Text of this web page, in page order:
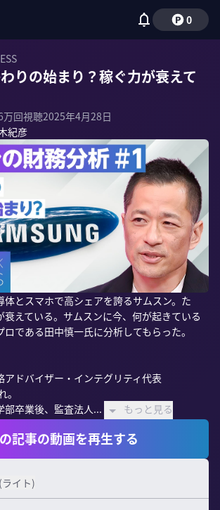
0
りの始まり？稼ぐ力が衰えて
万回視聴2025年4月28日
紀彦
体とスマホで高シェアを誇るサムスン。た
衰えている。サムスンに今、何が起きている
である田中慎一氏に分析してもらった。
アドバイザー・インテグリティ代表
部卒業後、監査法人...
もっと見る
記事の動画を再生する
ライト)